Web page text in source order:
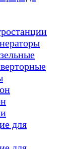
для